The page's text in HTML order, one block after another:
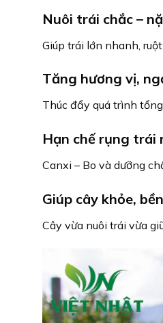
Nuôi trái chắc –
Giúp trái lớn nhanh,
Tăng hương vị,
Thúc đẩy quá trình
Hạn chế rụng trái
Canxi – Bo và dưỡng
Giúp cây khỏe,
Cây vừa nuôi trái vừa